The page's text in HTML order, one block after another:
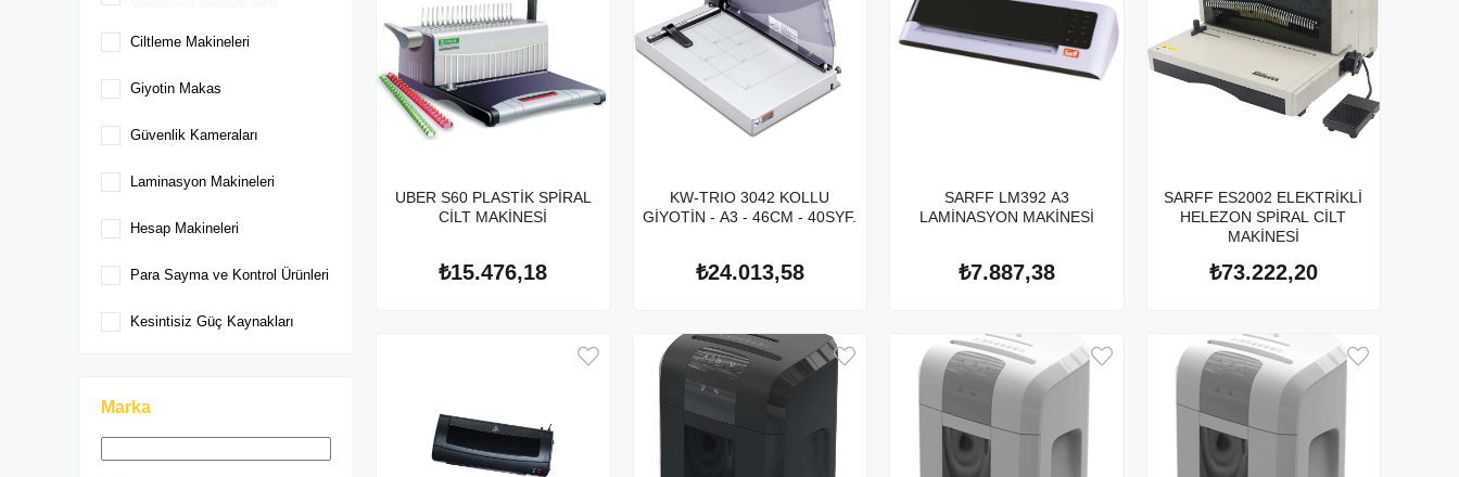
Ciltleme Makineleri
Giyotin Makas
Güvenlik Kameraları
Laminasyon Makineleri
Hesap Makineleri
Para Sayma ve Kontrol Ürünleri
Kesintisiz Güç Kaynakları
Marka
UBER S60 PLASTİK SPİRAL
CİLT MAKİNESİ
₺15.476,18
KW-TRIO 3042 KOLLU
GİYOTİN - A3 - 46CM - 40SYF.
₺24.013,58
SARFF LM392 A3
LAMİNASYON MAKİNESİ
₺7.887,38
SARFF ES2002 ELEKTRİKLİ
HELEZON SPİRAL CİLT
MAKİNESİ
₺73.222,20